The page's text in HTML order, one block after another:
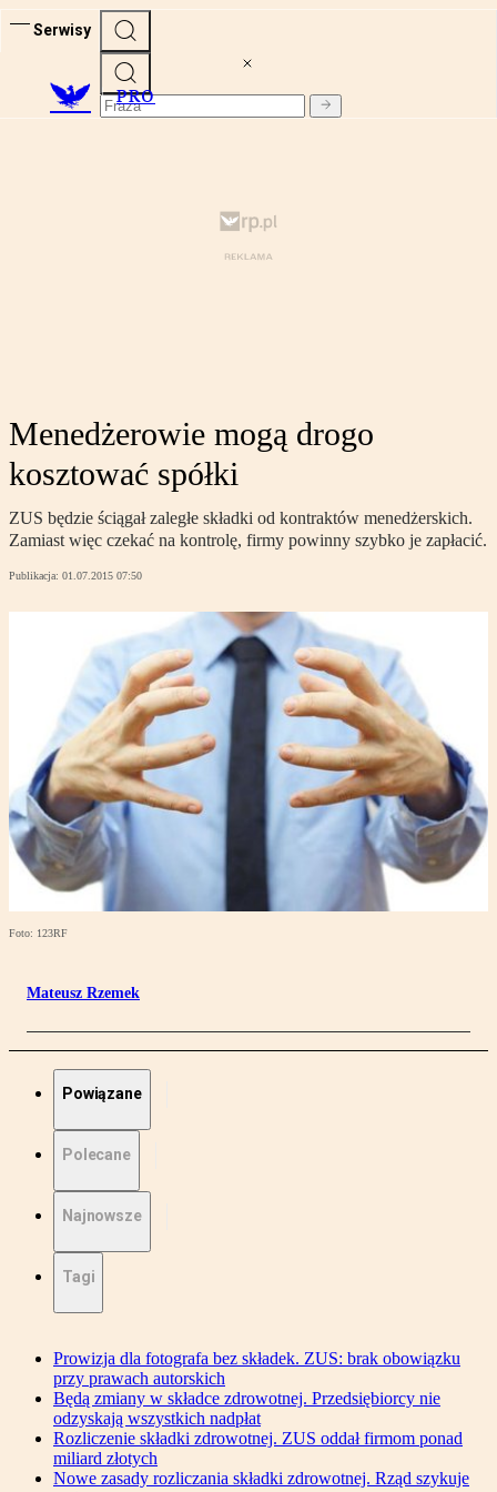
Serwisy
PRO
Menedżerowie mogą drogo
kosztować spółki
ZUS będzie ściągał zaległe składki od kontraktów menedżerskich.
Zamiast więc czekać na kontrolę, firmy powinny szybko je zapłacić.
Publikacja: 01.07.2015 07:50
Foto: 123RF
Mateusz Rzemek
Powiązane
Polecane
Najnowsze
Tagi
Prowizja dla fotografa bez składek. ZUS: brak obowiązku
przy prawach autorskich
Będą zmiany w składce zdrowotnej. Przedsiębiorcy nie
odzyskają wszystkich nadpłat
Rozliczenie składki zdrowotnej. ZUS oddał firmom ponad
miliard złotych
Nowe zasady rozliczania składki zdrowotnej. Rząd szykuje